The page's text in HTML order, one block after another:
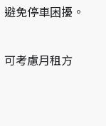
免停車困擾。
可考慮月租方